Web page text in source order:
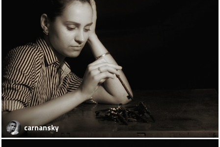
carnansky